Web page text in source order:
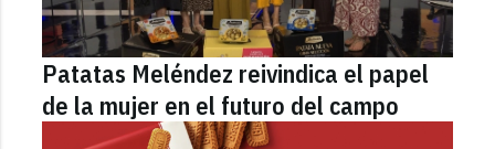
Patatas Meléndez reivindica el papel
de la mujer en el futuro del campo